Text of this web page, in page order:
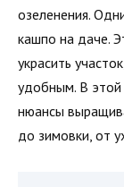
озеленения.
кашпо на даче.
украсить
удобным. В этой
нюансы
до зимовки, от